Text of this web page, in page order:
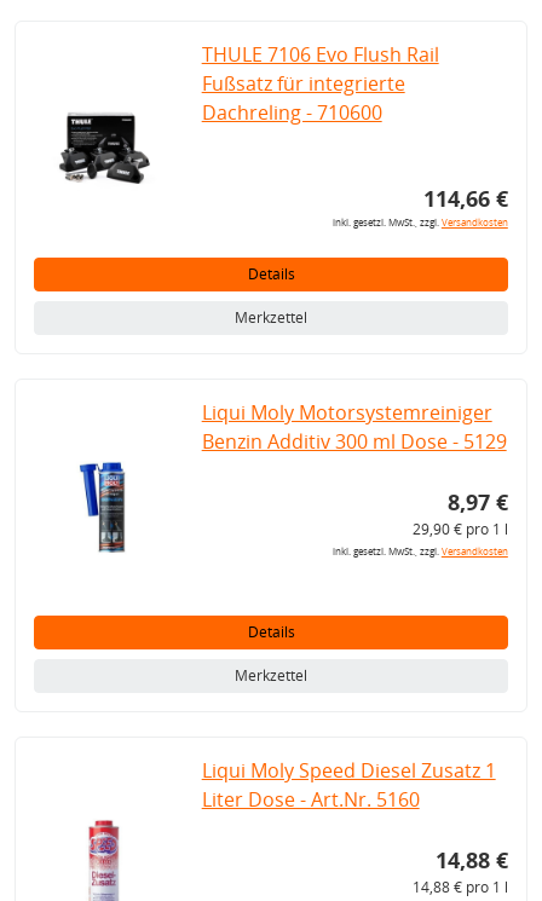
THULE 7106 Evo Flush Rail
Fußsatz für integrierte
Dachreling - 710600
114,66 €
inkl. gesetzl. MwSt., zzgl.Versandkosten
Details
Merkzettel
Liqui Moly Motorsystemreiniger
Benzin Additiv 300 ml Dose - 5129
8,97 €
29,90 € pro 1 l
inkl. gesetzl. MwSt., zzgl.Versandkosten
Details
Merkzettel
Liqui Moly Speed Diesel Zusatz 1
Liter Dose - Art.Nr. 5160
14,88 €
14,88 € pro 1 l